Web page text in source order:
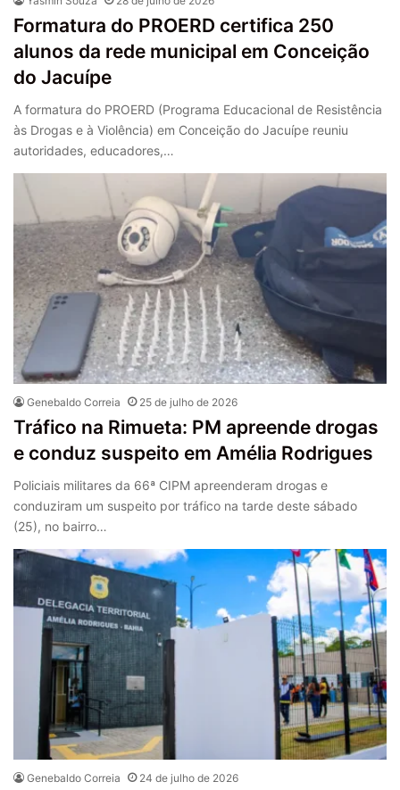
Formatura do PROERD certifica 250
alunos da rede municipal em Conceição
do Jacuípe
A formatura do PROERD (Programa Educacional de Resistência
às Drogas e à Violência) em Conceição do Jacuípe reuniu
autoridades, educadores,…
Genebaldo Correia 25 de julho de 2026
Tráfico na Rimueta: PM apreende drogas
e conduz suspeito em Amélia Rodrigues
Policiais militares da 66ª CIPM apreenderam drogas e
conduziram um suspeito por tráfico na tarde deste sábado
(25), no bairro…
Genebaldo Correia 24 de julho de 2026